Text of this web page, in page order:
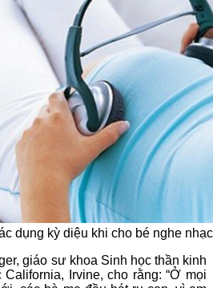
dụng kỳ diệu khi cho bé nghe
giáo sư khoa Sinh học thần kinh
Irvine, cho rằng: “Ở mọi